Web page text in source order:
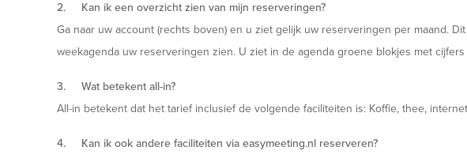
2. Kan ik een overzicht zien van mijn reserveringen?
Ga naar uw account (rechts boven) en u ziet gelijk uw reserveringen per maand.
weekagenda uw reserveringen zien. U ziet in de agenda groene blokjes met
3. Wat betekent all-in?
All-in betekent dat het tarief inclusief de volgende faciliteiten is: Koffie, thee,
4. Kan ik ook andere faciliteiten via easymeeting.nl reserveren?